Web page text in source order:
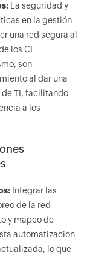
La seguridad y
en la gestión
una red segura al
los CI
son
al dar una
TI, facilitando
a los
Integrar las
de la red
y mapeo de
automatización
lo que